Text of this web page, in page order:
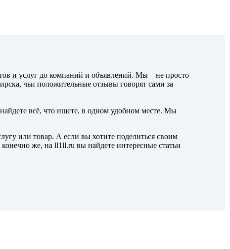
и услуг до компаний и объявлений. Мы – не просто
чьи положительные отзывы говорят сами за
всё, что ищете, в одном удобном месте. Мы
или товар. А если вы хотите поделиться своим
же, на ll1ll.ru вы найдете интересные статьи